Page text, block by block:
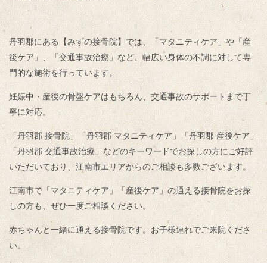
丹羽郡にある【みずの接骨院】では、「マタニティケア」や「産
後ケア」、「交通事故治療」など、幅広い身体の不調に対して専
門的な施術を行っています。
妊娠中・産後の骨盤ケアはもちろん、交通事故のサポートまで丁
寧に対応。
「丹羽郡 接骨院」「丹羽郡 マタニティケア」「丹羽郡 産後ケア」
「丹羽郡 交通事故治療」などのキーワードでお探しの方にご好評
いただいており、江南市エリアからのご相談も多数ございます。
江南市で「マタニティケア」「産後ケア」の通える接骨院をお探
しの方も、ぜひ一度ご相談ください。
赤ちゃんと一緒に通える接骨院です。お子様連れでご来院くださ
い。